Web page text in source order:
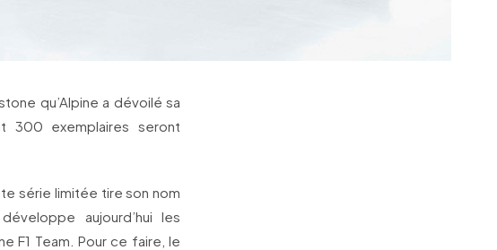
qu’Alpine a dévoilé sa
300 exemplaires seront
série limitée tire son nom
aujourd’hui les
F1 Team. Pour ce faire, le